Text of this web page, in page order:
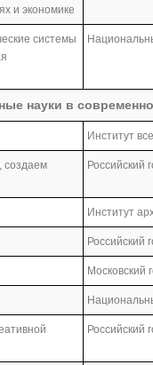
и экономике
системы
науки в
Институт
создаем
Российский
Институт
Российский
Московский
Российский